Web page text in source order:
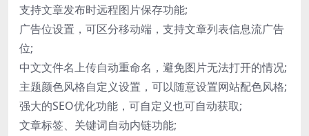
支持文章发布时远程图片保存功能;
广告位设置，可区分移动端，支持文章列表信息流广告
位;
中文文件名上传自动重命名，避免图片无法打开的情况;
主题颜色风格自定义设置，可以随意设置网站配色风格;
强大的SEO优化功能，可自定义也可自动获取;
文章标签、关键词自动内链功能;